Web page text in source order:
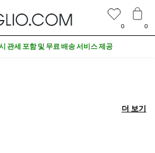
더 보기
더 보기
0 0
관세 포함 및 무료 배송 서비스 제공